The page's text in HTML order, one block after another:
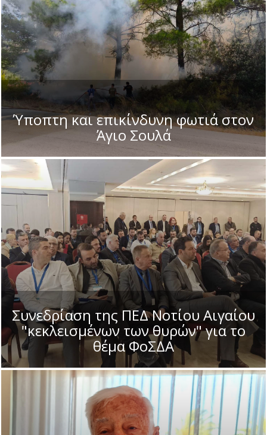
Ύποπτη και επικίνδυνη φωτιά στον
Άγιο Σουλά
Συνεδρίαση της ΠΕΔ Νοτίου Αιγαίου
"κεκλεισμένων των θυρών" για το
θέμα ΦοΣΔΑ